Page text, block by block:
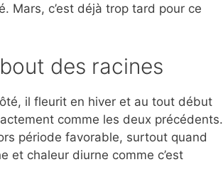
Mars, c’est déjà trop tard pour ce
des racines
il fleurit en hiver et au tout début
comme les deux précédents.
période favorable, surtout quand
et chaleur diurne comme c’est